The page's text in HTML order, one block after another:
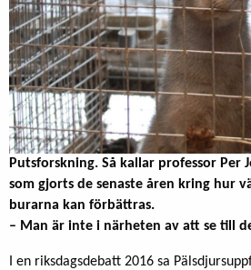
Putsforskning. Så kallar professor Per
som gjorts de senaste åren kring hur
burarna kan förbättras.
– Man är inte i närheten av att se till
I en riksdagsdebatt 2016 sa